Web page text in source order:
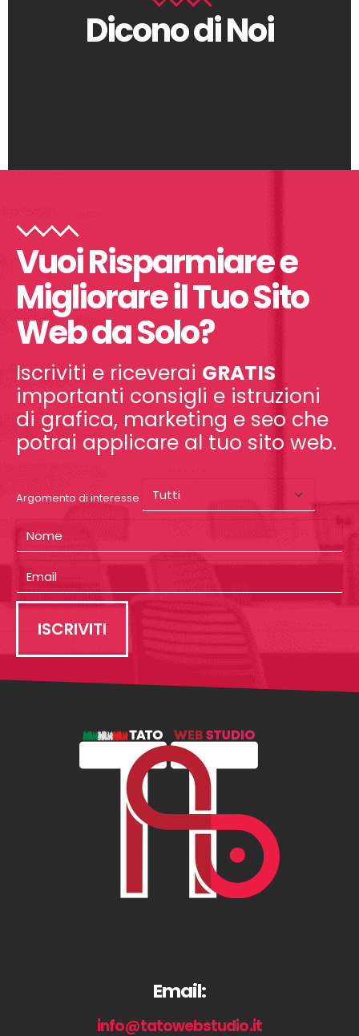
Dicono di Noi
Vuoi Risparmiare e
Migliorare il Tuo Sito
Web da Solo?
Iscriviti e riceverai GRATIS
importanti consigli e istruzioni
di grafica, marketing e seo che
potrai applicare al tuo sito web.
Argomento di interesse
Email:
info@tatowebstudio.it